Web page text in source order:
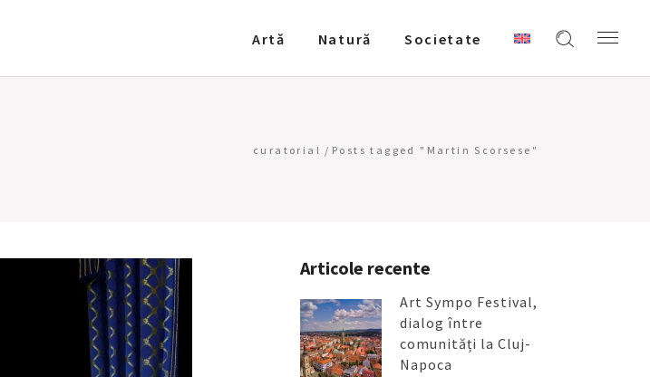
Artǎ Natură Societate
curatorial / Posts tagged "Martin Scorsese"
Articole recente
Art Sympo Festival,
dialog între
comunități la Cluj-
Napoca